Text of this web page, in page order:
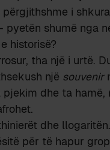
përgjithshme i
pyetën shumë nga
historisë?
tha një i urtë.
një souvenir
pjekim dhe ta
dhe
për të hapur